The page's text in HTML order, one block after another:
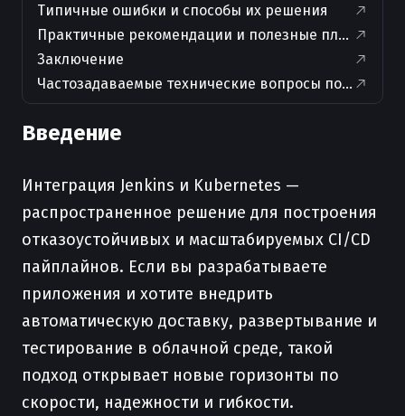
Типичные ошибки и способы их решения
Практичные рекомендации и полезные плагины
Заключение
Частозадаваемые технические вопросы по теме
Введение
Интеграция Jenkins и Kubernetes —
распространенное решение для построения
отказоустойчивых и масштабируемых CI/CD
пайплайнов. Если вы разрабатываете
приложения и хотите внедрить
автоматическую доставку, развертывание и
тестирование в облачной среде, такой
подход открывает новые горизонты по
скорости, надежности и гибкости.